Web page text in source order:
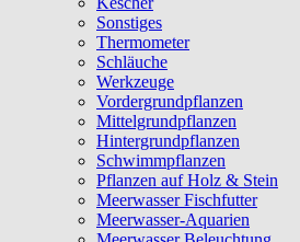
Sonstiges
Thermometer
Schläuche
Werkzeuge
Vordergrundpflanzen
Mittelgrundpflanzen
Hintergrundpflanzen
Schwimmpflanzen
Pflanzen auf Holz & Stein
Meerwasser Fischfutter
Meerwasser-Aquarien